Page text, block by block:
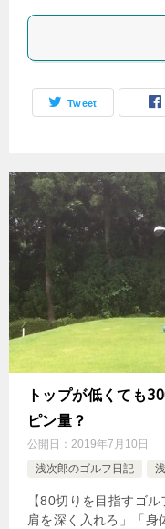
Tweet
トップが低くても
ピン量？
公開日： 2019年7月10日
浅次郎のゴルフ日記
【80切りを目指すゴ
肩を深く入れろ」「身